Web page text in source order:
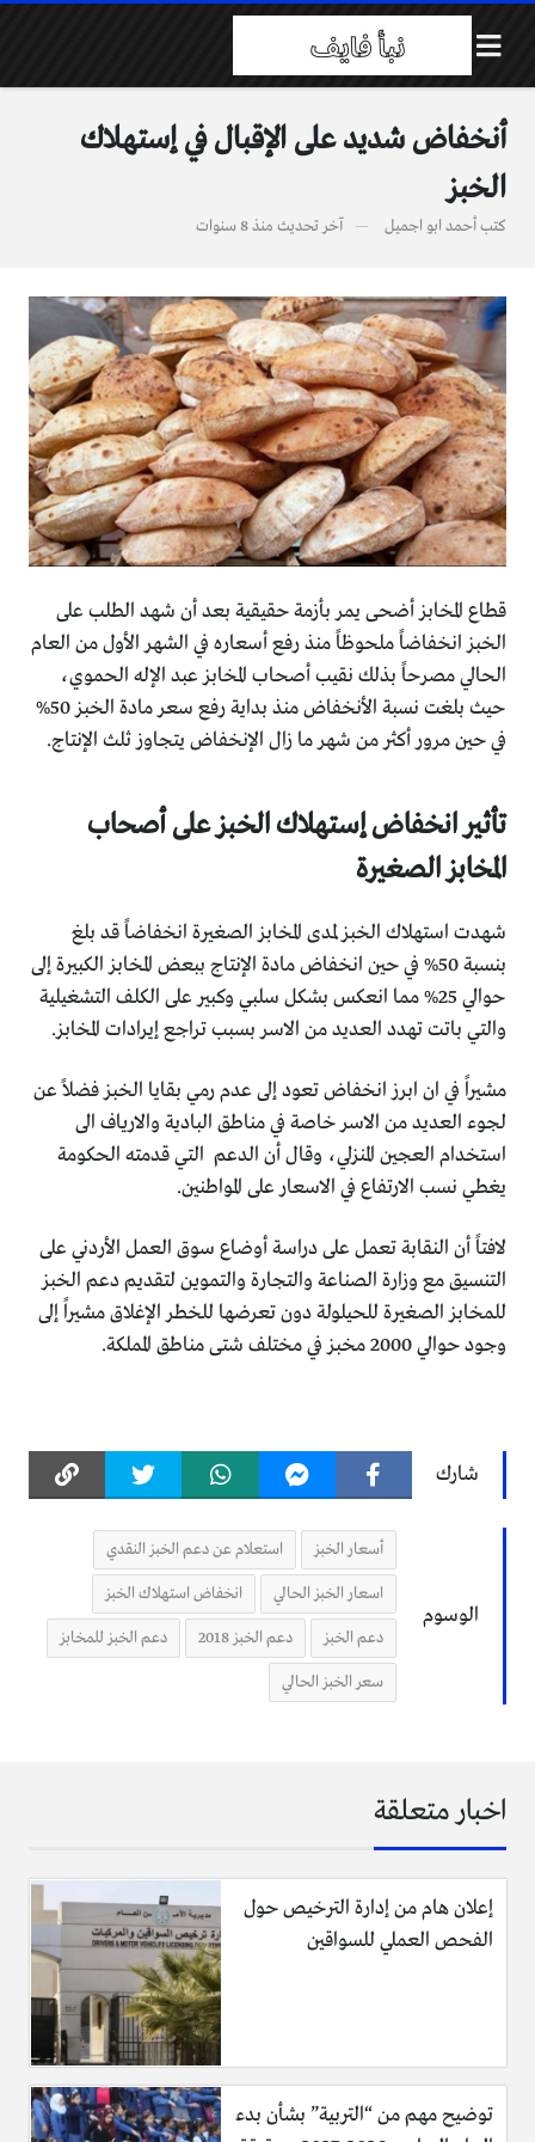
أنخفاض شديد على الإقبال في إستهلاك
الخبز
كتبأحمد ابو اجميل آخر تحديث منذ 8 سنوات
قطاع المخابز أضحى يمر بأزمة حقيقية بعد أن شهد الطلب على
الخبز انخفاضاً ملحوظاً منذ رفع أسعاره في الشهر الأول من العام
الحالي مصرحاً بذلك نقيب أصحاب المخابز عبد الإله الحموي،
حيث بلغت نسبة الأنخفاض منذ بداية رفع سعر مادة الخبز 50%
في حين مرور أكثر من شهر ما زال الإنخفاض يتجاوز ثلث الإنتاج.
تأثير انخفاض إستهلاك الخبز على أصحاب
المخابز الصغيرة
شهدت استهلاك الخبز لمدى المخابز الصغيرة انخفاضاً قد بلغ
بنسبة 50% في حين انخفاض مادة الإنتاج ببعض المخابز الكبيرة إلى
حوالي 25% مما انعكس بشكل سلبي وكبير على الكلف التشغيلية
والتي باتت تهدد العديد من الاسر بسبب تراجع إيرادات المخابز.
مشيراً في ان ابرز انخفاض تعود إلى عدم رمي بقايا الخبز فضلاً عن
لجوء العديد من الاسر خاصة في مناطق البادية والارياف الى
استخدام العجين المنزلي، وقال أن الدعم التي قدمته الحكومة
يغطي نسب الارتفاع في الاسعار على المواطنين.
لافتاً أن النقابة تعمل على دراسة أوضاع سوق العمل الأردني على
التنسيق مع وزارة الصناعة والتجارة والتموين لتقديم دعم الخبز
للمخابز الصغيرة للحيلولة دون تعرضها للخطر الإغلاق مشيراً إلى
وجود حوالي 2000 مخبز في مختلف شتى مناطق المملكة.
شارك
الوسوم
أسعار الخبز استعلام عن دعم الخبز النقدي
اسعار الخبز الحالي انخفاض استهلاك الخبز
دعم الخبز دعم الخبز 2018 دعم الخبز للمخابز
سعر الخبز الحالي
اخبار متعلقة
إعلان هام من إدارة الترخيص حول
الفحص العملي للسواقين
توضيح مهم من “التربية” بشأن بدء